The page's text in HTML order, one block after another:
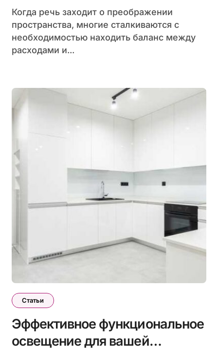
Когда речь заходит о преображении
пространства, многие сталкиваются с
необходимостью находить баланс между
расходами и...
Статьи
Эффективное функциональное
освещение для вашей